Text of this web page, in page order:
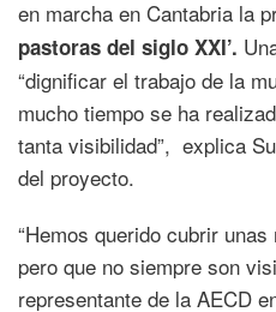
en marcha en Cantabria la
pastoras del siglo XXI’.
“dignificar el trabajo de la
mucho tiempo se ha
tanta visibilidad”, explica
del proyecto.
“Hemos querido cubrir
pero que no siempre son
representante de la AECD